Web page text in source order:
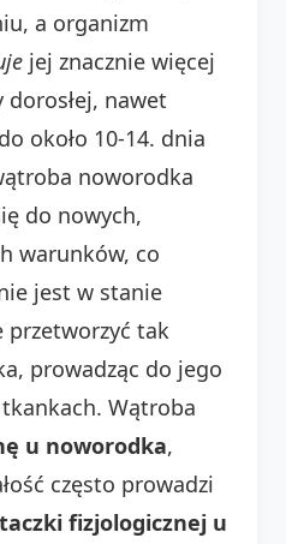
a organizm
jej znacznie więcej
nawet
około 10-14. dnia
noworodka
do nowych,
warunków, co
jest w stanie
przetworzyć tak
prowadząc do jego
Wątroba
u noworodka,
często prowadzi
fizjologicznej u